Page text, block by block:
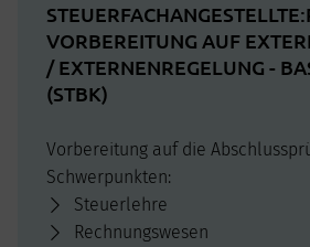
VORBEREITUNG AUF
/ EXTERNENREGELUNG -
(STBK)
Vorbereitung auf die
Schwerpunkten:
Steuerlehre
Rechnungswesen